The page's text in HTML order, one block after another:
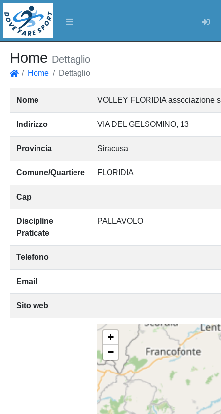
Home Dettaglio
Home Dettaglio
Nome VOLLEY FLORIDIA associazione
Indirizzo VIA DEL GELSOMINO, 13
Provincia Siracusa
Comune/Quartiere FLORIDIA
Cap
Discipline
Praticate
PALLAVOLO
Telefono
Email
Sito web
+
−